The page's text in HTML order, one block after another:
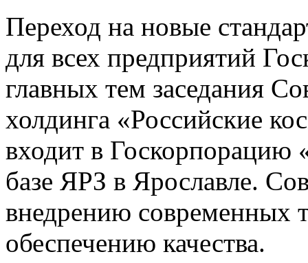
Переход на новые
для всех предприятий
главных тем заседания
холдинга «Российские
входит в Госкорпорацию
базе ЯРЗ в Ярославле.
внедрению современных
обеспечению качества.